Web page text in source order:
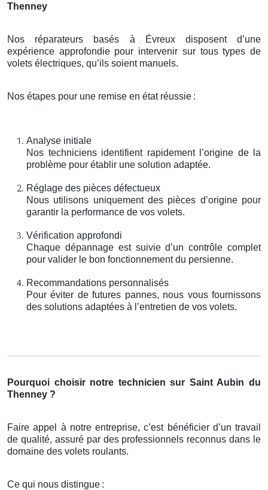
Thenney
Nos réparateurs basés à Évreux disposent d’une
expérience approfondie pour intervenir sur tous types de
volets électriques, qu’ils soient manuels.
Nos étapes pour une remise en état réussie :
Analyse initiale
Nos techniciens identifient rapidement l’origine de la
problème pour établir une solution adaptée.
Réglage des pièces défectueux
Nous utilisons uniquement des pièces d’origine pour
garantir la performance de vos volets.
Vérification approfondi
Chaque dépannage est suivie d’un contrôle complet
pour valider le bon fonctionnement du persienne.
Recommandations personnalisés
Pour éviter de futures pannes, nous vous fournissons
des solutions adaptées à l’entretien de vos volets.
Pourquoi choisir notre technicien sur Saint Aubin du
Thenney ?
Faire appel à notre entreprise, c’est bénéficier d’un travail
de qualité, assuré par des professionnels reconnus dans le
domaine des volets roulants.
Ce qui nous distingue :